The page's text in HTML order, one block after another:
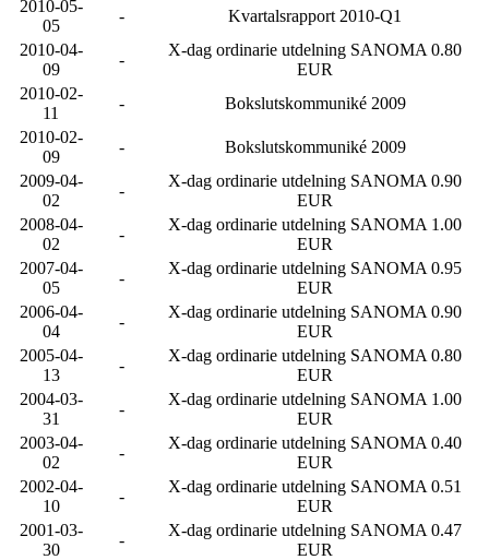
2010-05-
05
-
Kvartalsrapport 2010-Q1
2010-04-
09
-
X-dag ordinarie utdelning SANOMA 0.80
EUR
2010-02-
11
-
Bokslutskommuniké 2009
2010-02-
09
-
Bokslutskommuniké 2009
2009-04-
02
-
X-dag ordinarie utdelning SANOMA 0.90
EUR
2008-04-
02
-
X-dag ordinarie utdelning SANOMA 1.00
EUR
2007-04-
05
-
X-dag ordinarie utdelning SANOMA 0.95
EUR
2006-04-
04
-
X-dag ordinarie utdelning SANOMA 0.90
EUR
2005-04-
13
-
X-dag ordinarie utdelning SANOMA 0.80
EUR
2004-03-
31
-
X-dag ordinarie utdelning SANOMA 1.00
EUR
2003-04-
02
-
X-dag ordinarie utdelning SANOMA 0.40
EUR
2002-04-
10
-
X-dag ordinarie utdelning SANOMA 0.51
EUR
2001-03-
30
-
X-dag ordinarie utdelning SANOMA 0.47
EUR